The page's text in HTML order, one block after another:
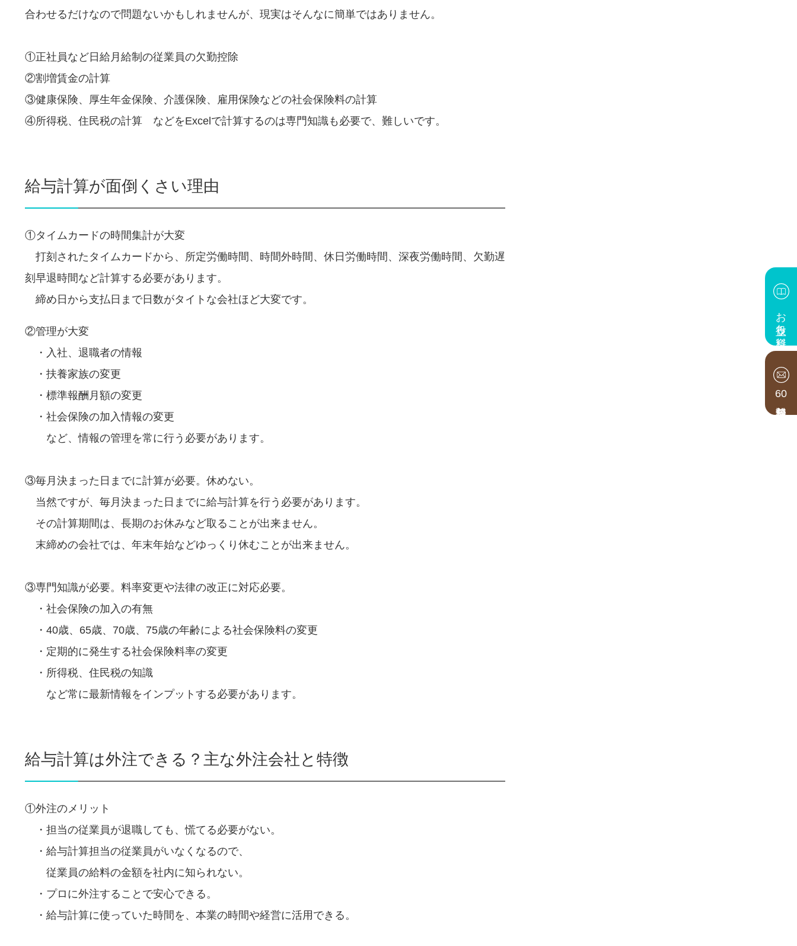
お役立ち資料
60
合わせるだけなので問題ないかもしれませんが、現実はそんなに簡単ではありません。
①正社員など日給月給制の従業員の欠勤控除
②割増賃金の計算
③健康保険、厚生年金保険、介護保険、雇用保険などの社会保険料の計算
④所得税、住民税の計算 などをExcelで計算するのは専門知識も必要で、難しいです。
給与計算が面倒くさい理由
①タイムカードの時間集計が大変
打刻されたタイムカードから、所定労働時間、時間外時間、休日労働時間、深夜労働時間、欠勤遅
刻早退時間など計算する必要があります。
締め日から支払日まで日数がタイトな会社ほど大変です。
②管理が大変
・入社、退職者の情報
・扶養家族の変更
・標準報酬月額の変更
・社会保険の加入情報の変更
など、情報の管理を常に行う必要があります。
③毎月決まった日までに計算が必要。休めない。
当然ですが、毎月決まった日までに給与計算を行う必要があります。
その計算期間は、長期のお休みなど取ることが出来ません。
末締めの会社では、年末年始などゆっくり休むことが出来ません。
③専門知識が必要。料率変更や法律の改正に対応必要。
・社会保険の加入の有無
・40歳、65歳、70歳、75歳の年齢による社会保険料の変更
・定期的に発生する社会保険料率の変更
・所得税、住民税の知識
など常に最新情報をインプットする必要があります。
給与計算は外注できる？主な外注会社と特徴
①外注のメリット
・担当の従業員が退職しても、慌てる必要がない。
・給与計算担当の従業員がいなくなるので、
従業員の給料の金額を社内に知られない。
・プロに外注することで安心できる。
・給与計算に使っていた時間を、本業の時間や経営に活用できる。